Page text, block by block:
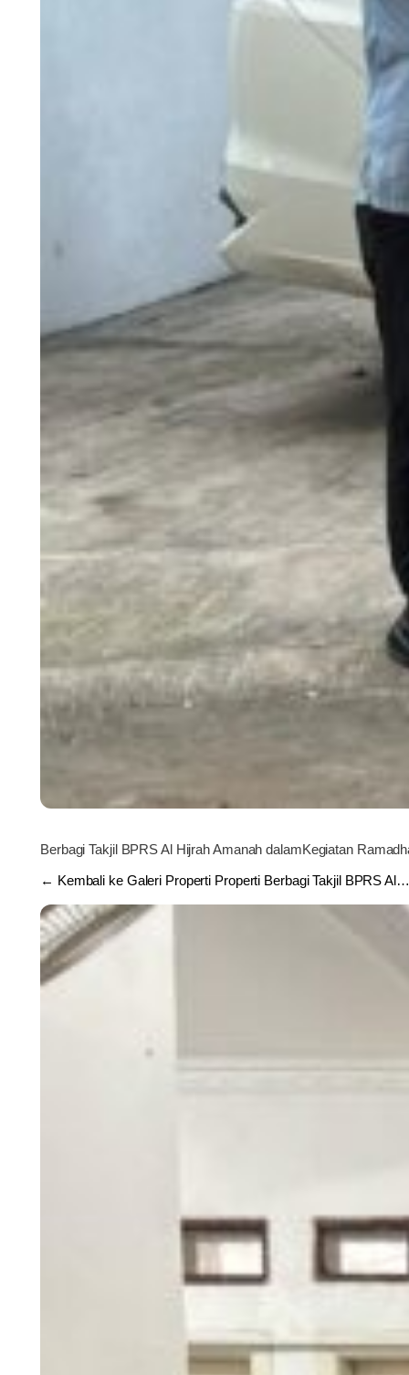
Berbagi Takjil BPRS Al Hijrah Amanah dalamKegiatan
← Kembali ke Galeri Properti Properti Berbagi Takjil BPRS Al…